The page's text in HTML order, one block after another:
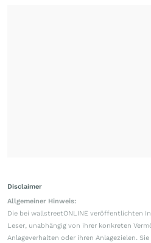
Disclaimer
Allgemeiner Hinweis:
Die bei wallstreetONLINE veröffentlichten
Leser, unabhängig von ihrer konkreten
Anlageverhalten oder ihren Anlagezielen.